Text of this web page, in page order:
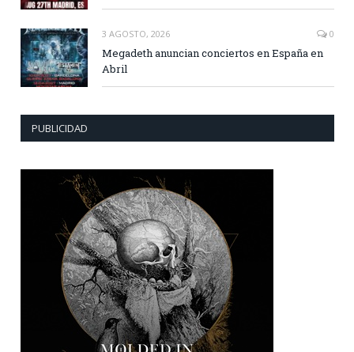
3 AGOSTO, 2026 0
Megadeth anuncian conciertos en España en
Abril
PUBLICIDAD